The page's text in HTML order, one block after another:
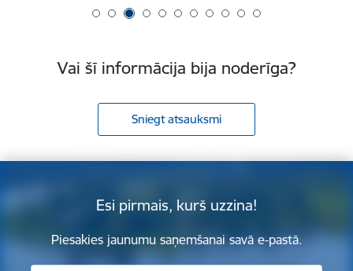
Vai šī informācija bija noderīga?
Sniegt atsauksmi
Esi pirmais, kurš uzzina!
Piesakies jaunumu saņemšanai savā e-pastā.